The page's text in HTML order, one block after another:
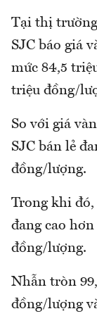
Tại thị
SJC báo giá
mức 84,5
triệu đồng/
So với giá
SJC bán lẻ
đồng/lượng.
Trong khi
đang cao
đồng/lượng.
Nhẫn tròn
đồng/lượng